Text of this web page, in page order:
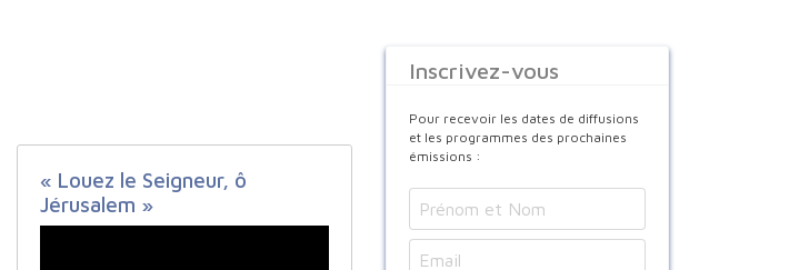
« Louez le Seigneur, ô
Jérusalem »
Inscrivez-vous
Pour recevoir les dates de diffusions
et les programmes des prochaines
émissions :